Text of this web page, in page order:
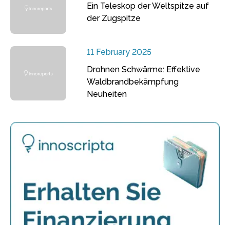
Ein Teleskop der Weltspitze auf
der Zugspitze
11 February 2025
Drohnen Schwärme: Effektive
Waldbrandbekämpfung
Neuheiten